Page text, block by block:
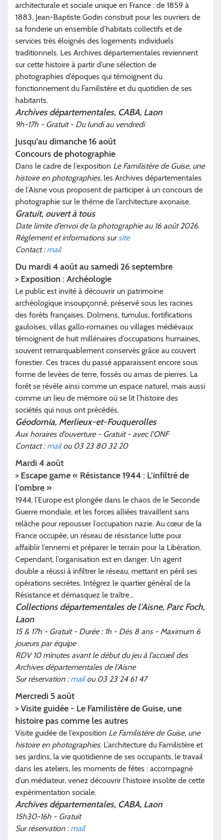
architecturale et sociale unique en France : de 1859 à
1883, Jean-Baptiste Godin construit pour les ouvriers de
sa fonderie un ensemble d’habitats collectifs et de
services très éloignés des logements individuels
traditionnels. Les Archives départementales reviennent
sur cette histoire à partir d’une sélection de
photographies d’époques qui témoignent du
fonctionnement du Familistère et du quotidien de ses
habitants.
Archives départementales, CABA, Laon
9h-17h - Gratuit - Du lundi au vendredi
Jusqu'au dimanche 16 août
Concours de photographie
Dans le cadre de l’exposition Le Familistère de Guise, une
histoire en photographies, les Archives départementales
de l’Aisne vous proposent de participer à un concours de
photographie sur le thème de l’architecture axonaise.
Gratuit, ouvert à tous
Date limite d’envoi de la photographie au 16 août 2026.
Règlement et informations sursite
Contact :mail
Du mardi 4 août au samedi 26 septembre
> Exposition : Archéologie
Le public est invité à découvrir un patrimoine
archéologique insoupçonné, préservé sous les racines
des forêts françaises. Dolmens, tumulus, fortifications
gauloises, villas gallo‑romaines ou villages médiévaux
témoignent de huit millénaires d’occupations humaines,
souvent remarquablement conservés grâce au couvert
forestier. Ces traces du passé apparaissent encore sous
forme de levées de terre, fossés ou amas de pierres. La
forêt se révèle ainsi comme un espace naturel, mais aussi
comme un lieu de mémoire où se lit l’histoire des
sociétés qui nous ont précédés.
Géodomia, Merlieux-et-Fouquerolles
Aux horaires d’ouverture - Gratuit - avec l’ONF
Contact :mailou 03 23 80 32 20
Mardi 4 août
> Escape game « Résistance 1944 : L’infiltré de
l’ombre »
1944, l’Europe est plongée dans le chaos de le Seconde
Guerre mondiale, et les forces alliées travaillent sans
relâche pour repousser l’occupation nazie. Au cœur de la
France occupée, un réseau de résistance lutte pour
affaiblir l’ennemi et préparer le terrain pour la Libération.
Cependant, l’organisation est en danger. Un agent
double a réussi à infiltrer le réseau, mettant en péril ses
opérations secrètes. Intégrez le quartier général de la
Résistance et démasquez le traître…
Collections départementales de l’Aisne, Parc Foch,
Laon
15 & 17h - Gratuit - Durée : 1h - Dès 8 ans - Maximum 6
joueurs par équipe
RDV 10 minutes avant le début du jeu à l’accueil des
Archives départementales de l’Aisne
Sur réservation :mailou 03 23 24 61 47
Mercredi 5 août
> Visite guidée - Le Familistère de Guise, une
histoire pas comme les autres
Visite guidée de l’exposition Le Familistère de Guise, une
histoire en photographies. L’architecture du Familistère et
ses jardins, la vie quotidienne de ses occupants, le travail
dans les ateliers, les moments de fêtes : accompagné
d’un médiateur, venez découvrir l’histoire insolite de cette
expérimentation sociale.
Archives départementales, CABA, Laon
15h30-16h - Gratuit
Sur réservation :mail